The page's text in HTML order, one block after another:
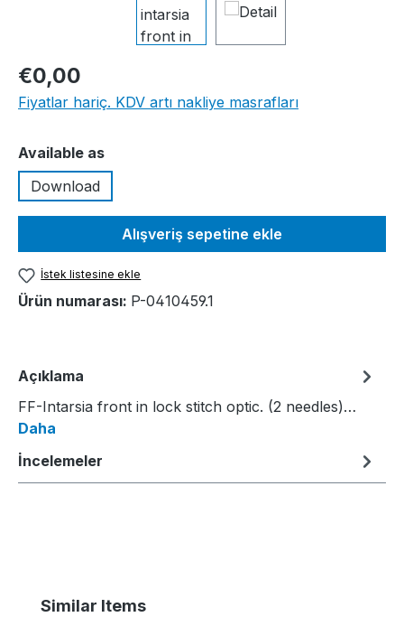
€0,00
Fiyatlar hariç. KDV artı nakliye masrafları
Seçin
Available as
Download
Alışveriş sepetine ekle
İstek listesine ekle
Ürün numarası: P-0410459.1
Açıklama
FF-Intarsia front in lock stitch optic. (2 needles)…
Daha
İncelemeler
Ürün galerisini atla
Similar Items